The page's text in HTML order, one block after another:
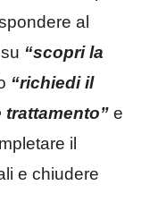
al
“scopri la
“richiedi il
e
il
e chiudere